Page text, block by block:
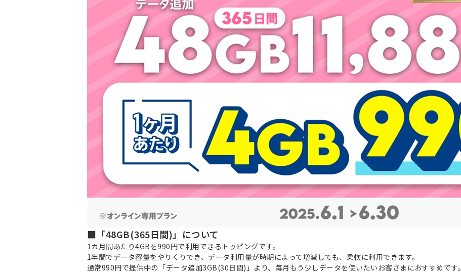
■「48GB(365日間)」について
1カ月間あたり4GBを990円で利用できるトッピングです。
1年間でデータ容量をやりくりでき、データ利用量が時期によって増減しても、柔軟に利用できます。
通常990円で提供中の「データ追加3GB(30日間)」より、毎月もう少しデータを使いたいお客さまにおすすめです。